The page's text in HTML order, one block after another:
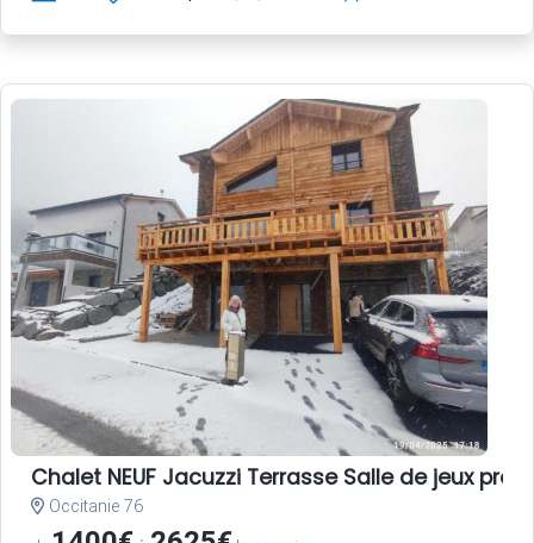
Chalet NEUF Jacuzzi Terrasse Salle de jeux
Occitanie 76